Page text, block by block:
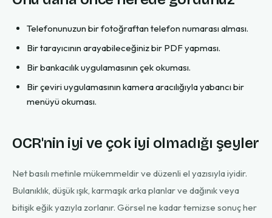
Telefonunuzun bir fotoğraftan telefon numarası alması.
Bir tarayıcının arayabileceğiniz bir PDF yapması.
Bir bankacılık uygulamasının çek okuması.
Bir çeviri uygulamasının kamera aracılığıyla yabancı bir
menüyü okuması.
OCR'nin iyi ve çok iyi olmadığı şeyler
Net basılı metinle mükemmeldir ve düzenli el yazısıyla iyidir.
Bulanıklık, düşük ışık, karmaşık arka planlar ve dağınık veya
bitişik eğik yazıyla zorlanır. Görsel ne kadar temizse sonuç her